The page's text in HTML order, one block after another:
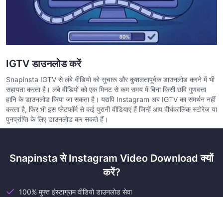
IGTV डाउनलोड करें
Snapinsta IGTV से लंबे वीडियो को सुचारू और कुशलतापूर्वक डाउनलोड करने में भी
सहायता करता है। लंबे वीडियो को एक मिनट से कम समय में बिना किसी छवि गुणवत्ता
हानि के डाउनलोड किया जा सकता है। यद्यपि Instagram अब IGTV का समर्थन नहीं
करता है, फिर भी इस प्लेटफॉर्म से कई पुरानी वीडियाएं हैं जिन्हें आप दीर्घकालिक स्टोरेज या
पुनर्प्राप्ति के लिए डाउनलोड कर सकते हैं।
Snapinsta से Instagram Video Download क्यों
करें?
100% मुफ्त इंस्टाग्राम वीडियो डाउनलोड सेवा